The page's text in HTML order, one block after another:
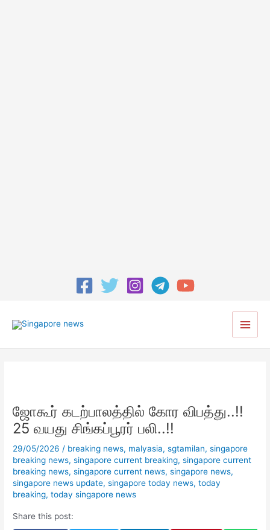
Main
ஜோகூர் கடற்பாலத்தில் கோர விபத்து..!!
25 வயது சிங்கப்பூரர் பலி..!!
29/05/2026/ breaking news, malyasia,sgtamilan,singapore
breaking news,singapore current breaking,singapore current
breaking news,singapore current news,singapore news,
singapore news update,singapore today news,today
breaking,today singapore news
Share this post: